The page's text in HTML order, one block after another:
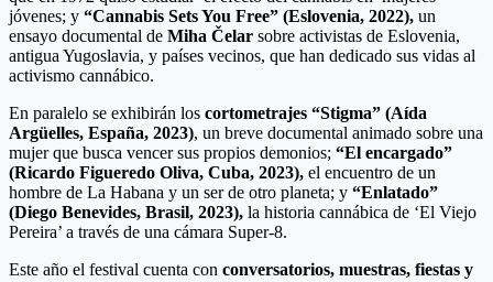
jóvenes; y “Cannabis Sets You Free” (Eslovenia, 2022), un
ensayo documental de Miha Čelar sobre activistas de Eslovenia,
antigua Yugoslavia, y países vecinos, que han dedicado sus vidas al
activismo cannábico.
En paralelo se exhibirán los cortometrajes “Stigma” (Aída
Argüelles, España, 2023), un breve documental animado sobre una
mujer que busca vencer sus propios demonios; “El encargado”
(Ricardo Figueredo Oliva, Cuba, 2023), el encuentro de un
hombre de La Habana y un ser de otro planeta; y “Enlatado”
(Diego Benevides, Brasil, 2023), la historia cannábica de ‘El Viejo
Pereira’ a través de una cámara Super-8.
Este año el festival cuenta con conversatorios, muestras, fiestas y